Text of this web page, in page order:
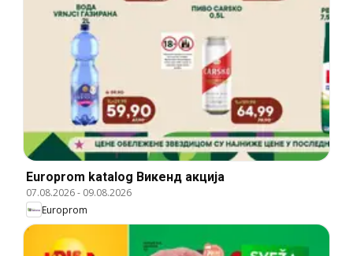
Europrom katalog Викенд акција
07.08.2026- 09.08.2026
Europrom